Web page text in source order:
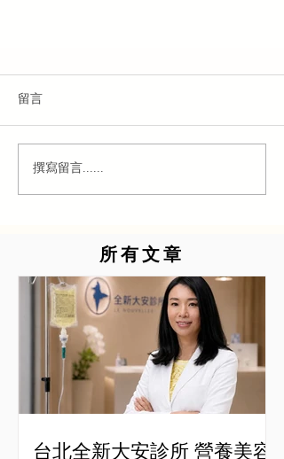
留言
撰寫留言......
所有文章
台北全新大安診所 營養美容